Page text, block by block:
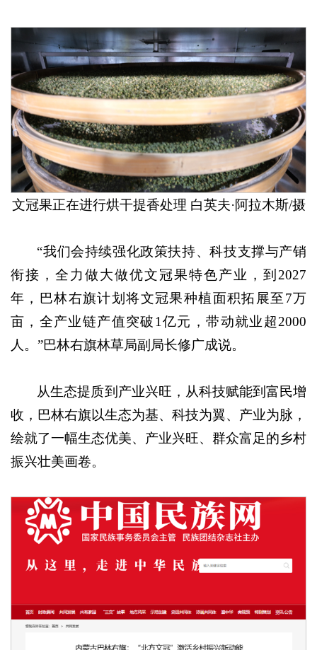
文冠果正在进行烘干提香处理 白英夫·阿拉木斯/摄
“我们会持续强化政策扶持、科技支撑与产销
衔接，全力做大做优文冠果特色产业，到2027
年，巴林右旗计划将文冠果种植面积拓展至7万
亩，全产业链产值突破1亿元，带动就业超2000
人。”巴林右旗林草局副局长修广成说。
从生态提质到产业兴旺，从科技赋能到富民增
收，巴林右旗以生态为基、科技为翼、产业为脉，
绘就了一幅生态优美、产业兴旺、群众富足的乡村
振兴壮美画卷。